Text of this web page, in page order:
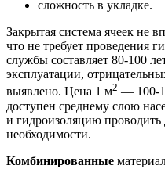
сложность в укладке.
Закрытая система ячеек не
что не требует проведения
службы составляет 80-100
эксплуатации,
выявлено. Цена 1 м2 — 100-
доступен среднему слою
и гидроизоляцию проводить
необходимости.
Комбинированные